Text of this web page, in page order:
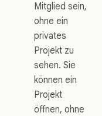
Mitglied sein,
ohne ein
privates
Projekt zu
sehen. Sie
können ein
Projekt
öffnen, ohne